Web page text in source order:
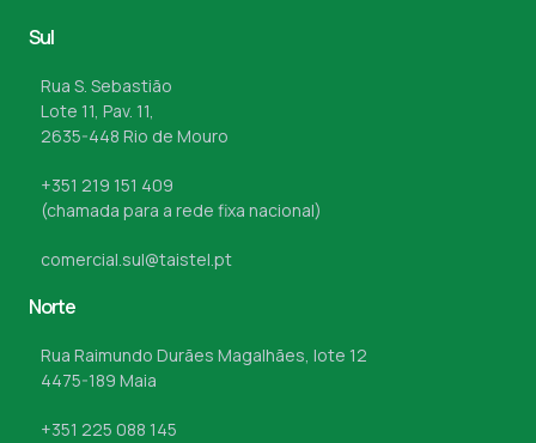
Sul
Rua S. Sebastião
Lote 11, Pav. 11,
2635-448 Rio de Mouro
+351 219 151 409
(chamada para a rede fixa nacional)
comercial.sul@taistel.pt
Norte
Rua Raimundo Durães Magalhães, lote 12
4475-189 Maia
+351 225 088 145